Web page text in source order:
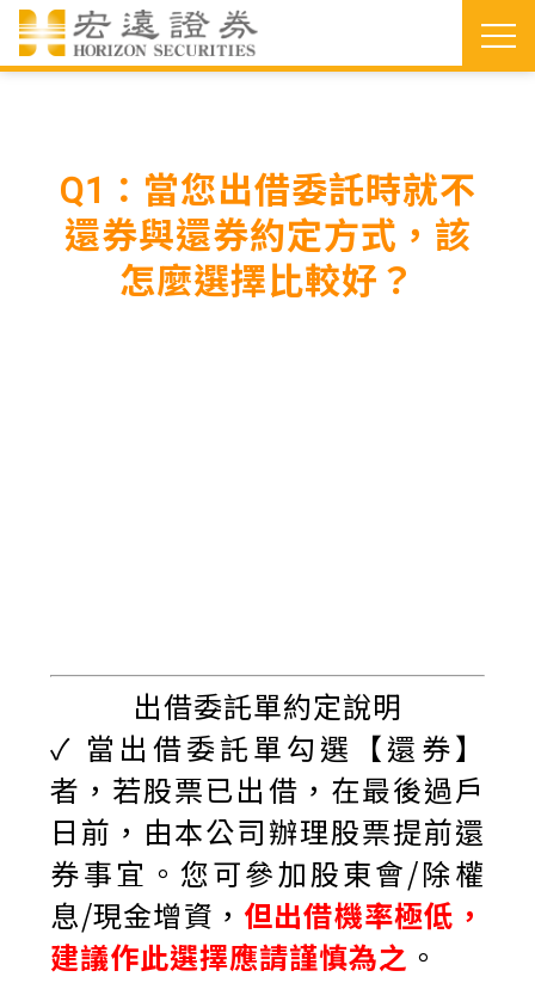
Q1： 當您出借委託時就不
還券與還券約定方式，該
怎麼選擇比較好？
出借委託單約定說明
✓ 當出借委託單勾選【還券】
者，若股票已出借，在最後過戶
日前，由本公司辦理股票提前還
券事宜。您可參加股東會/除權
息/現金增資， 但出借機率極低，
建議作此選擇應請謹慎為之 。